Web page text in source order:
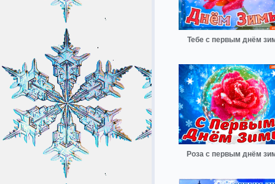
Тебе с первым днём
Роза с первым днём